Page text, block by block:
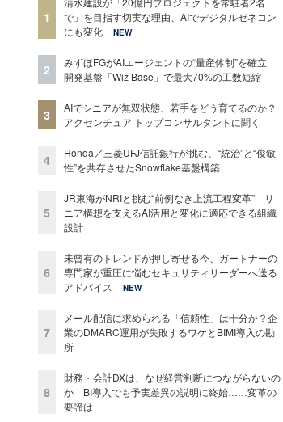
1
で」を目指す切実な理由、AIでデジタルゼネコン
にも変化
NEW
2
みずほFGがAIエージェントの“量産体制”を確立
開発基盤「Wiz Base」で最大70%の工数短縮
3
AIでシニアが無双状態、若手をどう育てるのか？
アクセンチュア トップコンサルタントに聞く
4
Honda／三菱UFJ信託銀行が挑む、“統治”と“俊敏
性”を共存させたSnowflake基盤構築
5
JR東海がNRIと挑む“前例なき上流工程変革” リ
ニア構想を支えるAI活用と変化に適応できる組織
設計
6
未曾有のトレンドが押し寄せる今、ガートナーの
専門家が重圧に悩むセキュリティリーダーへ送る
アドバイス
NEW
7
メール配信に求められる「信頼性」は十分か？企
業のDMARC運用が失敗するワケとBIMI導入の勘
所
8
財務・会計DXは、なぜ経営判断につながらないの
か BI導入でも予実差異の説明に終始……変革の
要諦は